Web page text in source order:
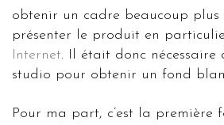
obtenir un cadre beaucoup plus
présenter le produit en
Internet. Il était donc nécessaire
studio pour obtenir un fond
Pour ma part, c’est la première